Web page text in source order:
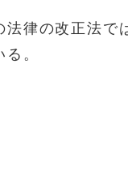
法律の改正法で
。